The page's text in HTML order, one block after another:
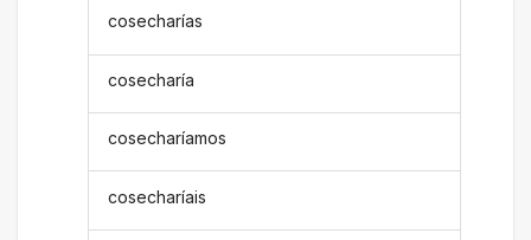
cosecharías
cosecharía
cosecharíamos
cosecharíais